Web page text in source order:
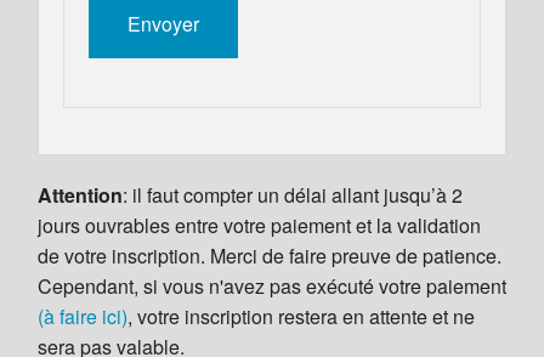
Attention: il faut compter un délai allant jusqu’à 2
jours ouvrables entre votre paiement et la validation
de votre inscription. Merci de faire preuve de patience.
Cependant, si vous n'avez pas exécuté votre paiement
(à faire ici), votre inscription restera en attente et ne
sera pas valable.